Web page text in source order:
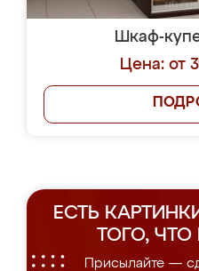
Шкаф-
Цена: от
ЕСТЬ
ТОГО,
Присылайте —